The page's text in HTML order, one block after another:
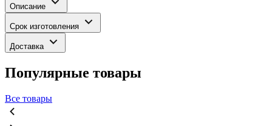
Описание
Срок изготовления
Доставка
Популярные товары
Все товары